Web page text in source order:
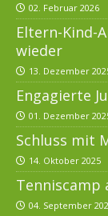
02. Februar 2026
Eltern-Kind-
wieder
13. Dezember
Engagierte
01. Dezember
Schluss mit
14. Oktober 2025
Tenniscamp
04. September